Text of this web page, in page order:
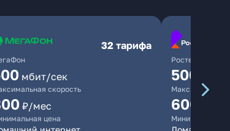
32 тарифа
мбит/сек
скорость
₽/мес
цена
Ростелеком
500
Максимальная
600
Минимальная